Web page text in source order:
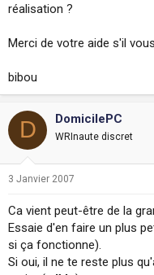
réalisation ?
Merci de votre aide s'il
bibou
D DomicilePC
WRInaute discret
3 Janvier 2007
Ca vient peut-être de la
Essaie d'en faire un plus
si ça fonctionne).
Si oui, il ne te reste plus